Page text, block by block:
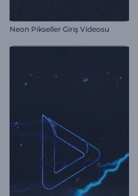
Neon Pikseller Giriş Videosu